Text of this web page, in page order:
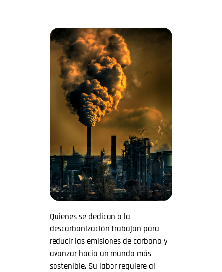
Quienes se dedican a la
descarbonización trabajan para
reducir las emisiones de carbono y
avanzar hacia un mundo más
sostenible. Su labor requiere al